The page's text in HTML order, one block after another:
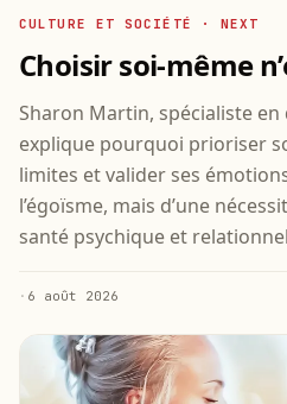
CULTURE ET SOCIÉTÉ · NEXT
Choisir soi-même
Sharon Martin, spécialiste en
explique pourquoi prioriser
limites et valider ses émotions
l’égoïsme, mais d’une
santé psychique et
· 6 août 2026